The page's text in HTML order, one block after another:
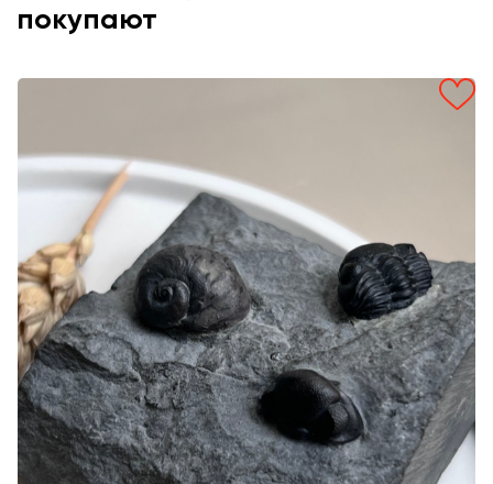
покупают